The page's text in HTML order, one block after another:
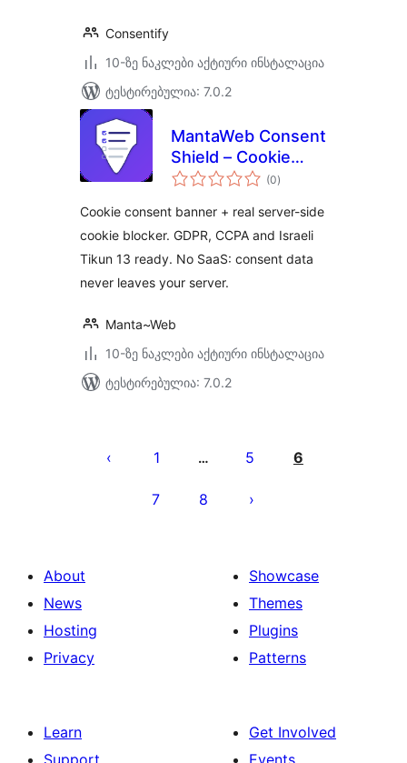
Consentify
10-ზე ნაკლები აქტიური ინსტალაცია
ტესტირებულია: 7.0.2
MantaWeb Consent
Shield – Cookie
Consent Banner &
(GDPR, CCPA,
Tikun 13)
(0საერთო
რეიტინგი
)
Cookie consent banner + real server-side
cookie blocker. GDPR, CCPA and Israeli
Tikun 13 ready. No SaaS: consent data
never leaves your server.
Manta~Web
10-ზე ნაკლები აქტიური ინსტალაცია
ტესტირებულია: 7.0.2
გვერდებათ
1 … 5 6
7 8
About
News
Hosting
Privacy
Showcase
Themes
Plugins
Patterns
Learn
Support
Get Involved
Events